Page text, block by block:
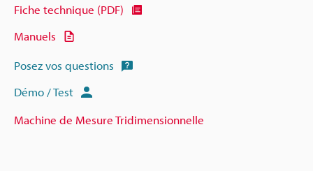
Fiche technique (PDF)
Manuels
Posez vos questions
Démo / Test
Machine de Mesure Tridimensionnelle